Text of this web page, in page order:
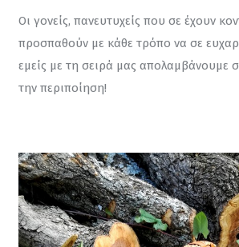
Οι γονείς, πανευτυχείς που σε έχουν
προσπαθούν με κάθε τρόπο να σε
εμείς με τη σειρά μας απολαμβάνουμε
την περιποίηση!